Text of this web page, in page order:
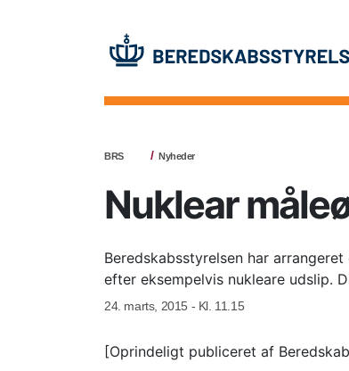
BRS Nyheder
Nuklear
Beredskabsstyrelsen har
efter eksempelvis nukleare udslip.
24. marts, 2015 - Kl. 11.15
[Oprindeligt publiceret af